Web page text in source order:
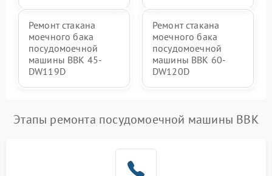
Ремонт стакана
моечного бака
посудомоечной
машины BBK 45-
DW119D
Ремонт стакана
моечного бака
посудомоечной
машины BBK 60-
DW120D
Этапы ремонта посудомоечной машины BBK